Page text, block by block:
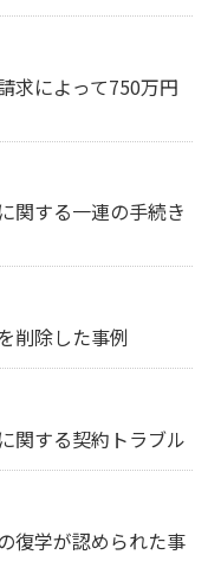
求によって750万円
関する一連の手続き
削除した事例
関する契約トラブル
復学が認められた事